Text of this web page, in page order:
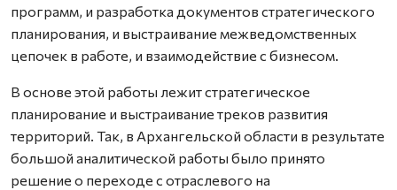
программ, и разработка документов стратегического
планирования, и выстраивание межведомственных
цепочек в работе, и взаимодействие с бизнесом.
В основе этой работы лежит стратегическое
планирование и выстраивание треков развития
территорий. Так, в Архангельской области в результате
большой аналитической работы было принято
решение о переходе с отраслевого на